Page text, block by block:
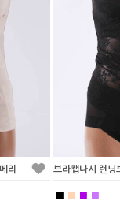
브라캡나시 런닝브라7325 여성메리야스 브라캡나시 런닝
■ ■ ■ ■